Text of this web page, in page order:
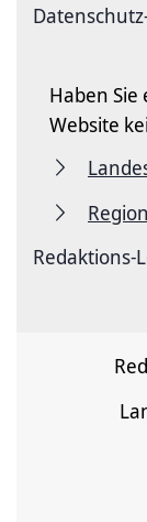
Haben
Website
Redaktions-